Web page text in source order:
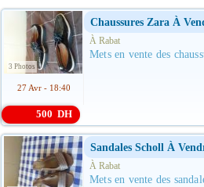
3 Photos
27 Avr - 18:40
Chaussures Zara À
À Rabat
Mets en vente des
500 DH
Sandales Scholl À
À Rabat
Mets en vente des